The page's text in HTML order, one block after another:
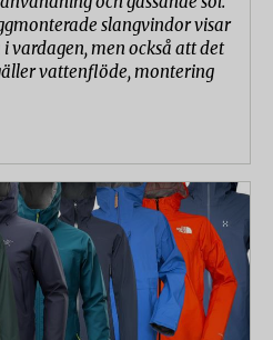
slangvindor visar
vardagen, men också att det
vattenflöde, montering